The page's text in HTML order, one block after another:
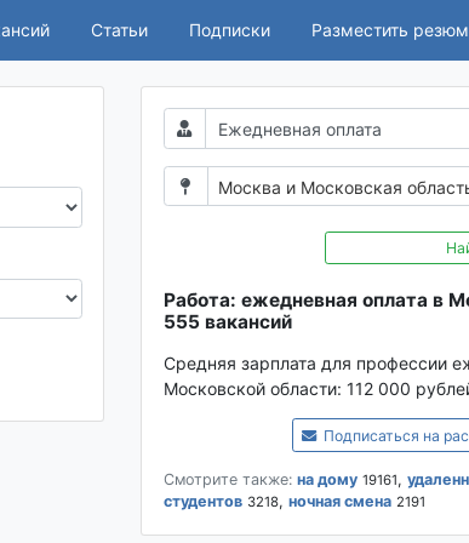
Статьи Подписки Разместить
Москва и Московская
Работа: ежедневная оплата в
555 вакансий
Средняя зарплата для профессии
Московской области: 112 000
Подписаться на
Смотрите также: на дому 19161,
студентов 3218, ночная смена 2191